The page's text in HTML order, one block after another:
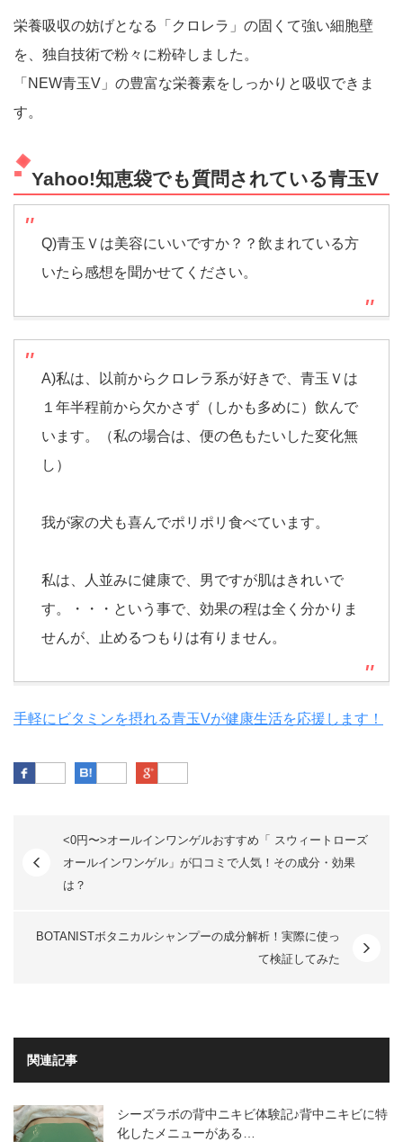
栄養吸収の妨げとなる「クロレラ」の固くて強い細胞壁
を、独自技術で粉々に粉砕しました。
「NEW青玉V」の豊富な栄養素をしっかりと吸収できま
す。
Yahoo!知恵袋でも質問されている青玉V
Q)青玉Ｖは美容にいいですか？？飲まれている方
いたら感想を聞かせてください。
A)私は、以前からクロレラ系が好きで、青玉Ｖは
１年半程前から欠かさず（しかも多めに）飲んで
います。（私の場合は、便の色もたいした変化無
し）
我が家の犬も喜んでポリポリ食べています。
私は、人並みに健康で、男ですが肌はきれいで
す。・・・という事で、効果の程は全く分かりま
せんが、止めるつもりは有りません。
手軽にビタミンを摂れる青玉Vが健康生活を応援します！
Facebook はてなブックマーク
<0円〜>オールインワンゲルおすすめ「 スウィートローズ
オールインワンゲル」が口コミで人気！その成分・効果
は？
BOTANISTボタニカルシャンプーの成分解析！実際に使っ
て検証してみた
関連記事
シーズラボの背中ニキビ体験記♪背中ニキビに特
化したメニューがある…